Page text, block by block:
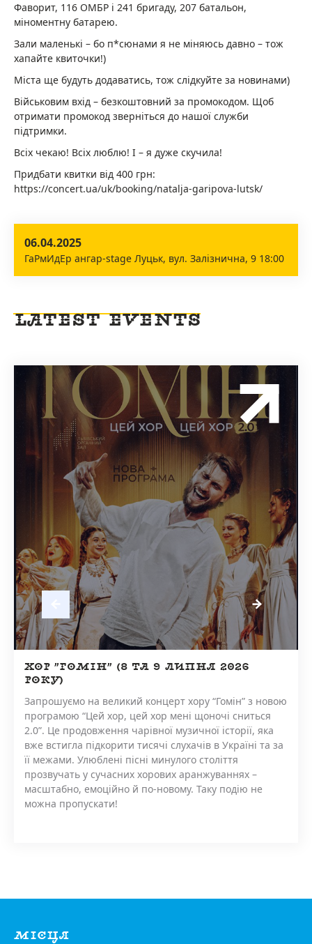
Фаворит, 116 ОМБР і 241 бригаду, 207 батальон,
міноментну батарею.
Зали маленькі – бо п*сюнами я не міняюсь давно – тож
хапайте квиточки!)
Міста ще будуть додаватись, тож слідкуйте за новинами)
Військовим вхід – безкоштовний за промокодом. Щоб
отримати промокод зверніться до нашої служби
підтримки.
Всіх чекаю! Всіх люблю! І – я дуже скучила!
Придбати квитки від 400 грн:
https://concert.ua/uk/booking/natalja-garipova-lutsk/
06.04.2025
ГаРмИдЕр ангар-stage Луцьк, вул. Залізнична, 9 18:00
LATEST EVENTS
ХОР "ГОМІН" (8 ТА 9 ЛИПНЯ 2026
РОКУ)
Запрошуємо на великий концерт хору “Гомін” з новою
програмою “Цей хор, цей хор мені щоночі сниться
2.0”. Це продовження чарівної музичної історії, яка
вже встигла підкорити тисячі слухачів в Україні та за
її межами. Улюблені пісні минулого століття
прозвучать у сучасних хорових аранжуваннях –
масштабно, емоційно й по-новому. Таку подію не
можна пропускати!
МІСЦЯ